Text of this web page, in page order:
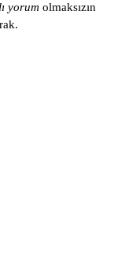
yorum olmaksızın